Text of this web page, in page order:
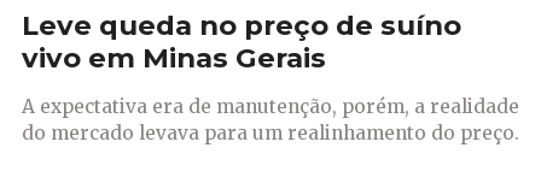
Leve queda no preço de suíno
vivo em Minas Gerais
A expectativa era de manutenção, porém, a realidade
do mercado levava para um realinhamento do preço.